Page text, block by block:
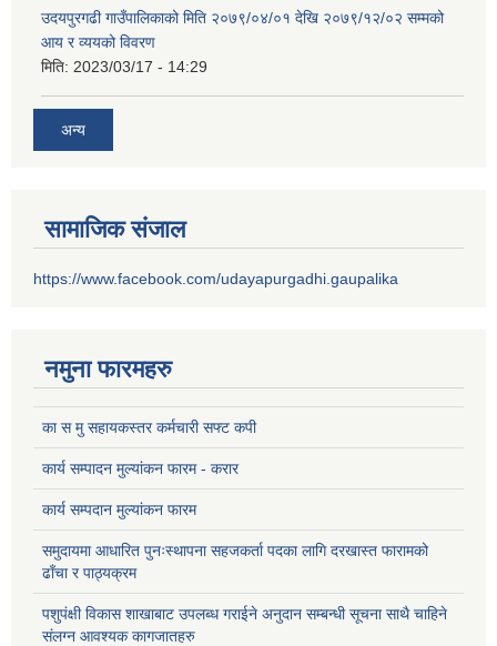
उदयपुरगढी गाउँपालिकाको मिति २०७९/०४/०१ देखि २०७९/१२/०२ सम्मको
आय र व्ययको विवरण
मिति: 2023/03/17 - 14:29
अन्य
सामाजिक संजाल
https://www.facebook.com/udayapurgadhi.gaupalika
नमुना फारमहरु
का स मु सहायकस्तर कर्मचारी सफ्ट कपी
कार्य सम्पादन मुल्यांकन फारम - करार
कार्य सम्पदान मुल्यांकन फारम
समुदायमा आधारित पुनःस्थापना सहजकर्ता पदका लागि दरखास्त फारामको
ढाँचा र पाठ्यक्रम
पशुपंक्षी विकास शाखाबाट उपलब्ध गराईने अनुदान सम्बन्धी सूचना साथै चाहिने
संलग्न आवश्यक कागजातहरु